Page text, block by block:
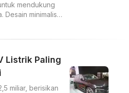
mendukung
Desain minimalis
dan intuitif
Listrik Paling
miliar, berisikan